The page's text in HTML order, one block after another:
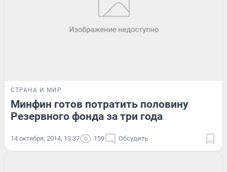
СТРАНА И МИР
Минфин готов потратить половину
Резервного фонда за три года
14 октября, 2014, 13:37 159 Обсудить